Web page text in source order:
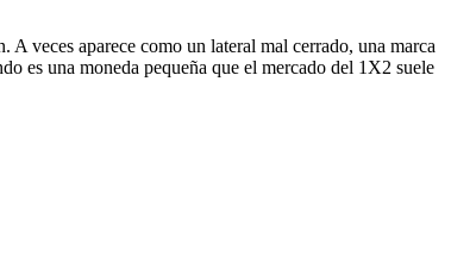
A veces aparece como un lateral mal cerrado, una marca
es una moneda pequeña que el mercado del 1X2 suele